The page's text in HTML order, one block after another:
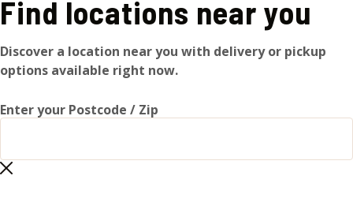
Find locations near you
Discover a location near you with delivery or pickup
options available right now.
Enter your Postcode / Zip